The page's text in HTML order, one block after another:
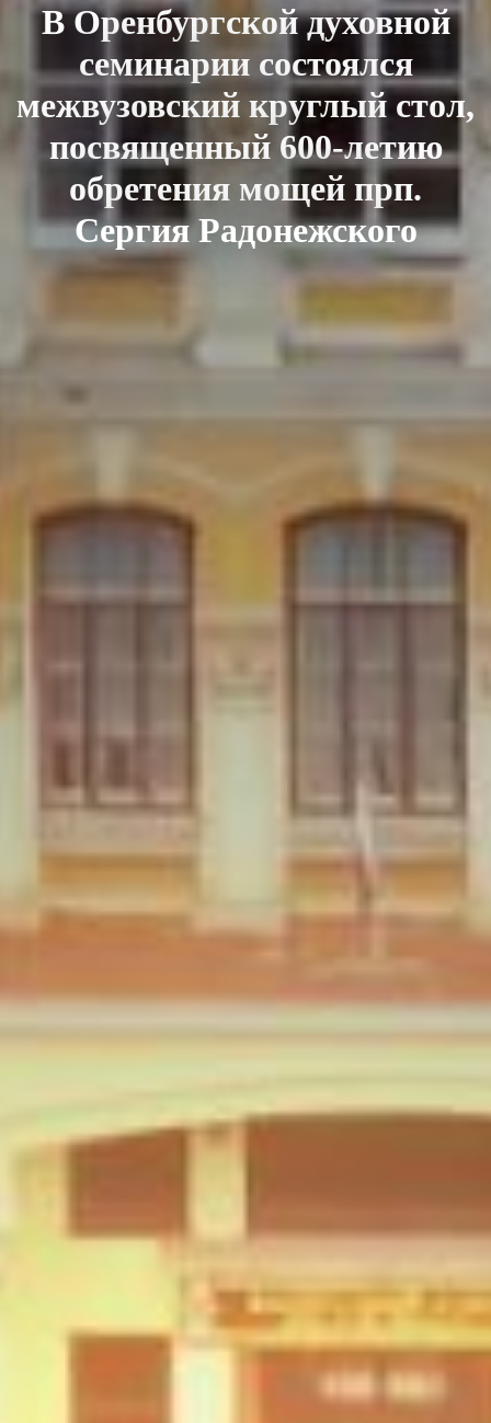
В Оренбургской духовной
семинарии состоялся
межвузовский круглый стол,
посвященный 600-летию
обретения мощей прп.
Сергия Радонежского